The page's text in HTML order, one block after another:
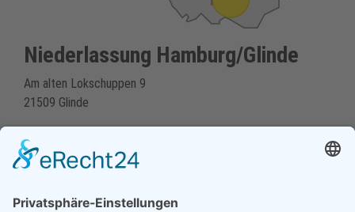
Niederlassung Hamburg/Glinde
Am alten Lokschuppen 9
21509 Glinde
glinde@topf-online.de